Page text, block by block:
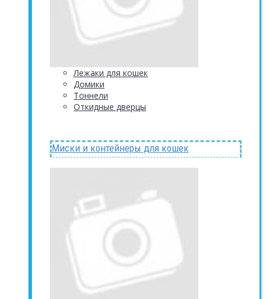
Лежаки для кошек
Домики
Тоннели
Откидные дверцы
Миски и контейнеры для кошек